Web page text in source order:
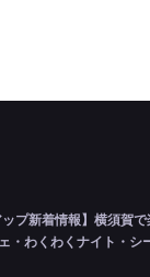
ップ新着情報】横須賀
・わくわくナイト・シ